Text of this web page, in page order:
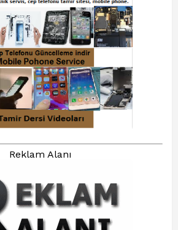
Reklam Alanı